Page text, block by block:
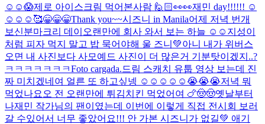
☺️☺️😱제로 아이스크림 먹어본사람 🙋🏻👀👀재민 day!!!!!! ☺️
☺️☺️☺️ 🥰😁😁😁Thank you~~시즈니 in Manila어제 저녁 번개
보신분마크리 데이 오랜만에 회사 와서 보는 하늘 ☺️☺️ 지성이
처럼 피자 먹지 말고 밥 묵어야해 울 즈니💚아니 내가 위버스
오면 내 사진보다 사모예드 사진이 더 많은거 기분탓이겠지..?
ㅋㅋㅋㅋㅋㅋㅋFoto cargada.드림 스캐치 유툽 영상 보는데 진
짜 미치겠네여 얼른 또 하고싶넹 ☺️☺️☺️☺️☺️😭😭😭저녁 뭐
먹었나요오 전 오랜만에 튀김치킨 먹었어여 🍗🤠🤠옛날부터
나재민 작가님의 팬이였는데 이번에 이렇게 직접 전시회 보러
갈 수있어서 너무 좋았어요!!! 안 가본 시즈니가 없길💚 애기